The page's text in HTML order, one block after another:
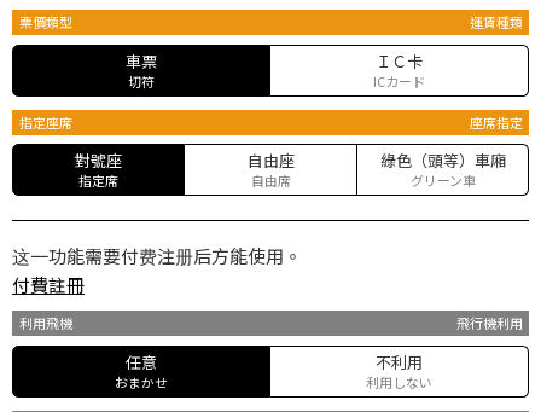
票價類型 運賃種類
車票
切符
ＩＣ卡
ICカード
指定座席 座席指定
對號座
指定席
自由座
自由席
綠色（頭等）車廂
グリーン車
这一功能需要付费注册后方能使用。
付費註冊
利用飛機 飛行機利用
任意
おまかせ
不利用
利用しない